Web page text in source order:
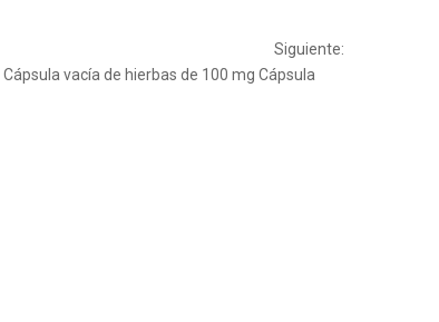
Siguiente:
Cápsula vacía de hierbas de 100 mg Cápsula